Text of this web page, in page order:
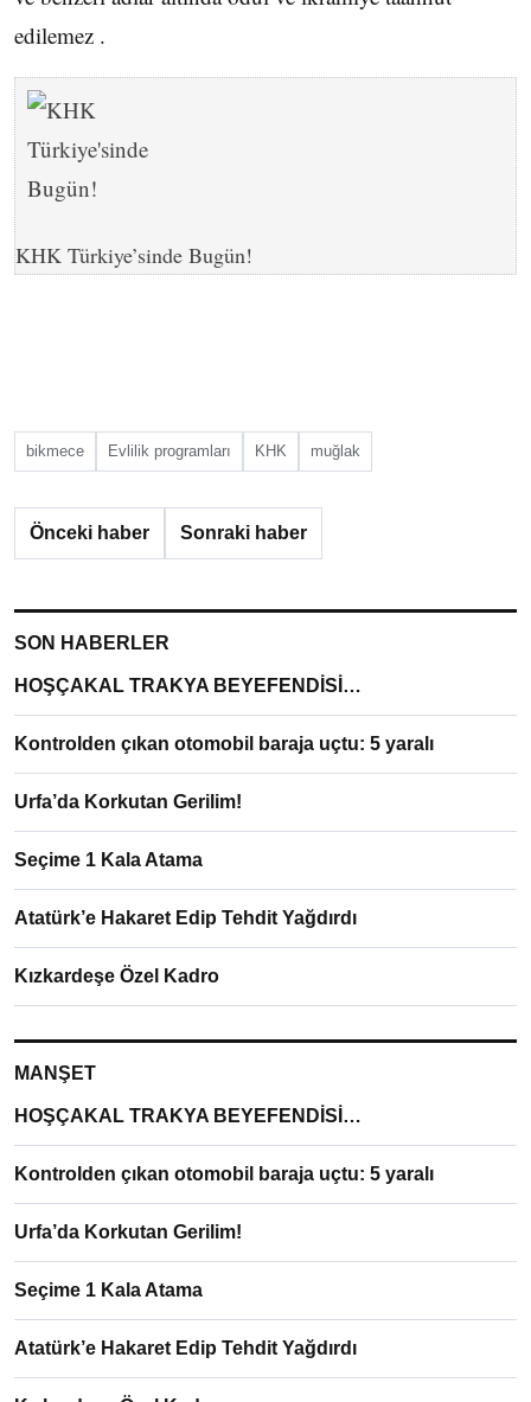
edilemez .
KHK Türkiye’sinde Bugün!
bikmece Evlilik programları KHK muğlak
Önceki haber Sonraki haber
SON HABERLER
HOŞÇAKAL TRAKYA BEYEFENDİSİ…
Kontrolden çıkan otomobil baraja uçtu: 5 yaralı
Urfa’da Korkutan Gerilim!
Seçime 1 Kala Atama
Atatürk’e Hakaret Edip Tehdit Yağdırdı
Kızkardeşe Özel Kadro
MANŞET
HOŞÇAKAL TRAKYA BEYEFENDİSİ…
Kontrolden çıkan otomobil baraja uçtu: 5 yaralı
Urfa’da Korkutan Gerilim!
Seçime 1 Kala Atama
Atatürk’e Hakaret Edip Tehdit Yağdırdı